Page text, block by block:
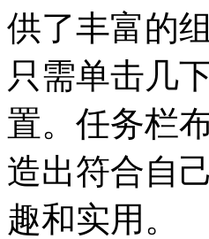
供了丰富的
只需单击几
置。任务栏
造出符合自
趣和实用。